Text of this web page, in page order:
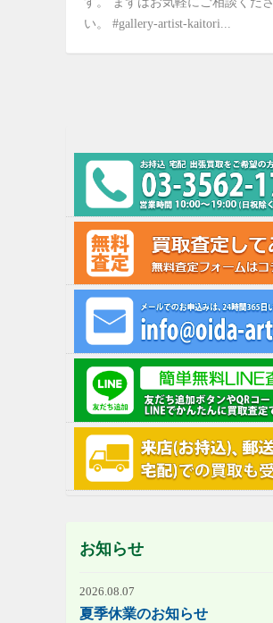
い。 #gallery-artist-kaitori...
お知らせ
2026.08.07
夏季休業のお知らせ